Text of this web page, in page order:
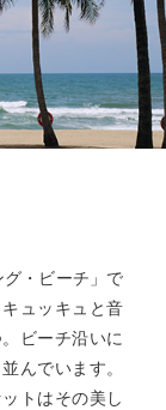
・ビーチ」で
ュッキュと音
ビーチ沿いに
んでいます。
トはその美し